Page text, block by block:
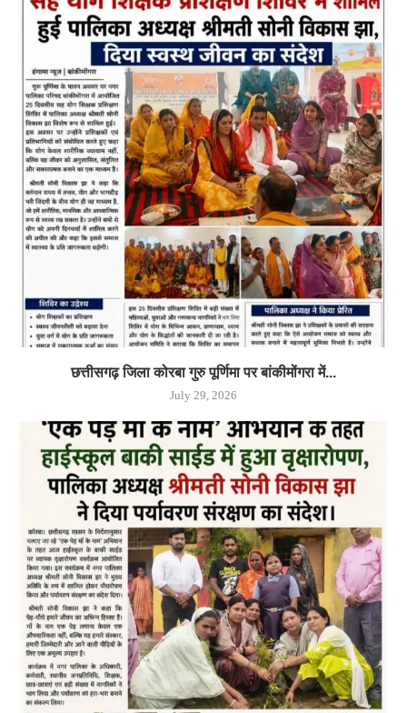
छत्तीसगढ़ जिला कोरबा गुरु पूर्णिमा पर बांकीमोंगरा में...
July 29, 2026